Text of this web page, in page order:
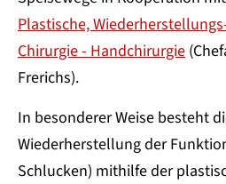
Plastische,
Chirurgie - Handchirurgie
Frerichs).
In besonderer Weise besteht
Wiederherstellung der
Schlucken) mithilfe der